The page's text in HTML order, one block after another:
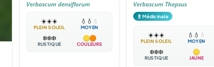
Verbascum densiflorum
☀️☀️☀️
PLEIN SOLEIL
💧 💧 💧
MOYEN
❄️❄️❄️
RUSTIQUE COULEURS
Verbascum Thapsus
💊Médicinale
☀️☀️☀️
PLEIN SOLEIL
💧 💧 💧
MOYEN
❄️❄️❄️
RUSTIQUE JAUNE